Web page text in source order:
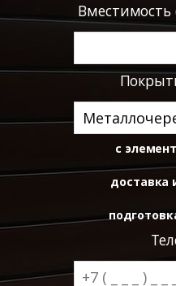
Вместимость
с
доставка